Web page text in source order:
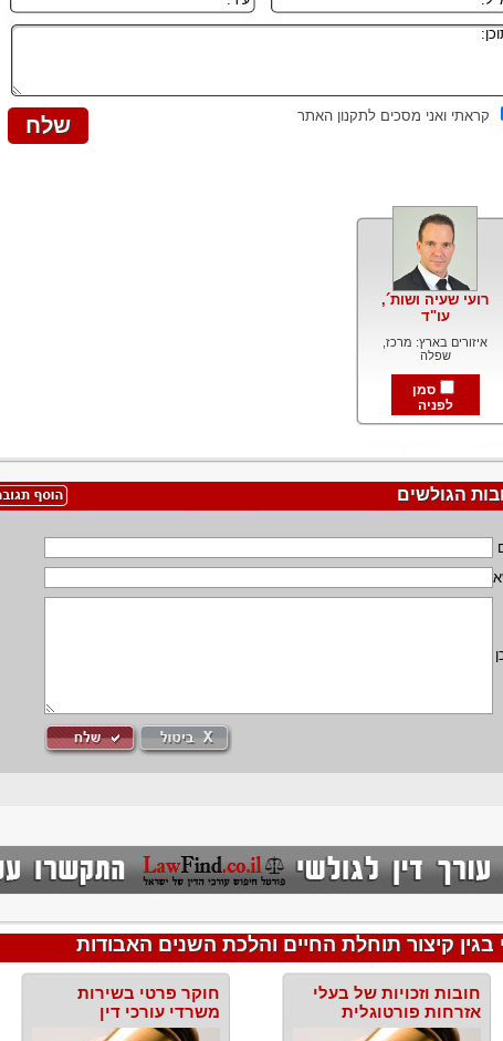
קראתי ואני מסכים לתקנון האתר
רועי שעיה ושות´,
עו"ד
איזורים בארץ: מרכז,
שפלה
סמן
לפניה
הגולשים
קיצור תוחלת החיים והלכת השנים האבודות
חובות וזכויות של בעלי
אזרחות פורטוגלית
חוקר פרטי בשירות
משרדי עורכי דין